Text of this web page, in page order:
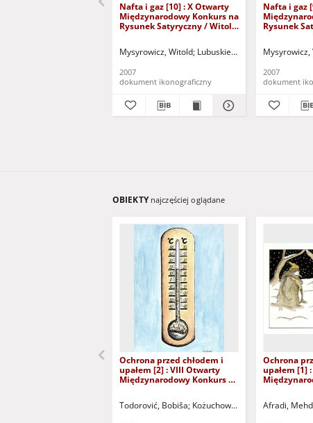
Nafta i gaz [10] : X Otwarty
Międzynarodowy Konkurs na
Rysunek Satyryczny / Witold
Mysyrowicz, Witold Lubuskie Stowarzyszenie
2007
dokument ikonograficzny
Nafta i gaz
Rysunek
Mysyrowicz,
2007
dokument
OBIEKTY najczęściej oglądane
Ochrona przed chłodem i
upałem [2] : VIII Otwarty
Międzynarodowy Konkurs na
Todorović, Bobiša Kożuchowski Ośrodek Kultury
Ochrona
upałem [1]
Afradi,